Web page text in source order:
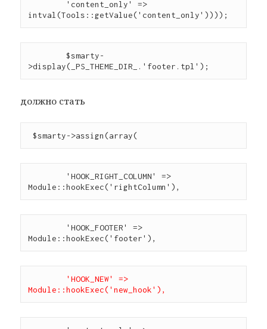
intval(Tools::getValue('content_only'))));
        $smarty-
>display(_PS_THEME_DIR_.'footer.tpl');
должно стать
$smarty->assign(array(
Module::hookExec('rightColumn'),
Module::hookExec('footer'),
'HOOK_NEW' =>
Module::hookExec('new_hook'),